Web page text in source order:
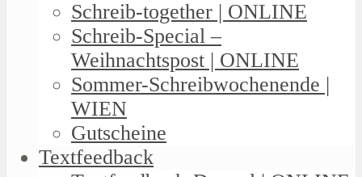
Schreib-together | ONLINE
Schreib-Special –
Weihnachtspost | ONLINE
Sommer-Schreibwochenende |
WIEN
Gutscheine
Textfeedback